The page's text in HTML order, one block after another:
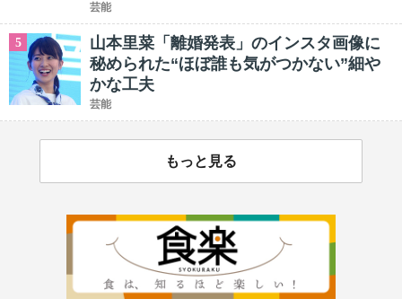
芸能
5
山本里菜「離婚発表」のインスタ画像に
秘められた“ほぼ誰も気がつかない”細や
かな工夫
芸能
もっと見る